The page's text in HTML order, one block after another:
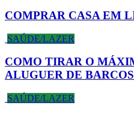
COMPRAR CASA EM
SAÚDE/LAZER
COMO TIRAR O
ALUGUER DE
SAÚDE/LAZER